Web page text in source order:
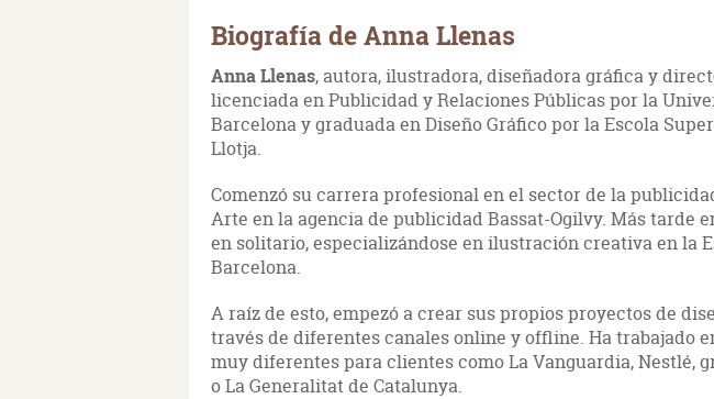
Biografía de Anna Llenas
Anna Llenas, autora, ilustradora, diseñadora gráfica y
licenciada en Publicidad y Relaciones Públicas por la
Barcelona y graduada en Diseño Gráfico por la Escola
Llotja.
Comenzó su carrera profesional en el sector de la
Arte en la agencia de publicidad Bassat-Ogilvy. Más tarde
en solitario, especializándose en ilustración creativa en la
Barcelona.
A raíz de esto, empezó a crear sus propios proyectos de
través de diferentes canales online y offline. Ha trabajado
muy diferentes para clientes como La Vanguardia, Nestlé,
o La Generalitat de Catalunya.